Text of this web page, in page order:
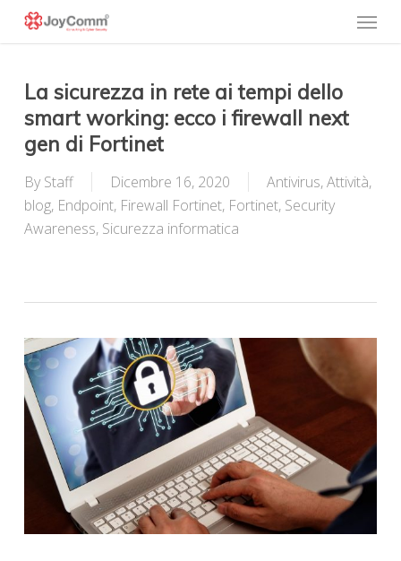
Skip
content
Menu
La sicurezza in rete ai tempi dello
smart working: ecco i firewall next
gen di Fortinet
By Staff Dicembre 16, 2020 Antivirus,Attività,
blog, Endpoint, Firewall Fortinet, Fortinet, Security
Awareness, Sicurezza informatica